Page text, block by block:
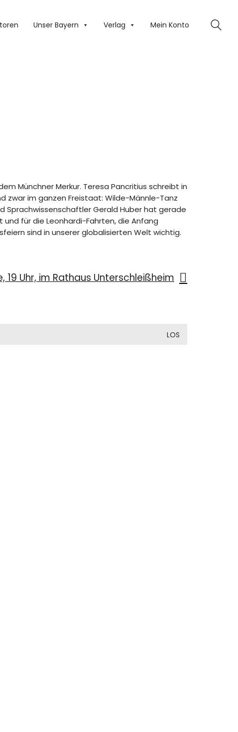
Unser Bayern Verlag Mein Konto
Münchner Merkur. Teresa Pancritius schreibt in
zwar im ganzen Freistaat: Wilde-Männle-Tanz
Sprachwissenschaftler Gerald Huber hat gerade
für die Leonhardi-Fahrten, die Anfang
sind in unserer globalisierten Welt wichtig.
19 Uhr, im Rathaus Unterschleißheim